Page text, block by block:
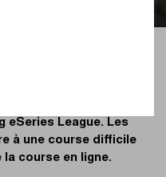
eSeries League. Les
à une course difficile
course en ligne.